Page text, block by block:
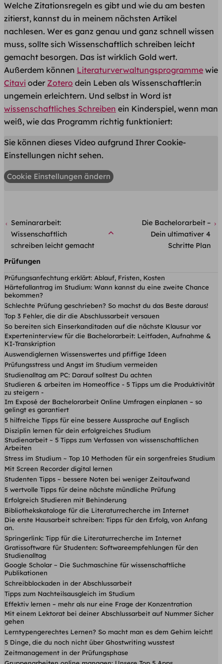
Welche Zitationsregeln es gibt und wie du am besten
zitierst, kannst du in meinem nächsten Artikel
nachlesen. Wer es ganz genau und ganz schnell wissen
muss, sollte sich Wissenschaftlich schreiben leicht
gemacht besorgen. Das ist wirklich Gold wert.
Außerdem können Literaturverwaltungsprogramme wie
Citavi oder Zotero dein Leben als Wissenschaftler:in
ungemein erleichtern. Und selbst in Word ist
wissenschaftliches Schreiben ein Kinderspiel, wenn man
weiß, wie das Programm richtig funktioniert:
Sie können dieses Video aufgrund Ihrer Cookie-
Einstellungen nicht sehen.
Cookie Einstellungen ändern
Seminararbeit:
Wissenschaftlich
schreiben leicht gemacht
Die Bachelorarbeit –
Dein ultimativer 4
Schritte Plan
Prüfungen
Prüfungsanfechtung erklärt: Ablauf, Fristen, Kosten
Härtefallantrag im Studium: Wann kannst du eine zweite Chance
bekommen?
Schlechte Prüfung geschrieben? So machst du das Beste daraus!
Top 3 Fehler, die dir die Abschlussarbeit versauen
So bereiten sich Einserkanditaden auf die nächste Klausur vor
Experteninterview für die Bachelorarbeit: Leitfaden, Aufnahme &
KI-Transkription
Auswendiglernen Wissenswertes und pfiffige Ideen
Prüfungsstress und Angst im Studium vermeiden
Studienalltag am PC: Darauf solltest Du achten
Studieren & arbeiten im Homeoffice - 5 Tipps um die Produktivität
zu steigern -
Im Exposé der Bachelorarbeit Online Umfragen einplanen – so
gelingt es garantiert
5 hilfreiche Tipps für eine bessere Aussprache auf Englisch
Disziplin lernen für dein erfolgreiches Studium
Studienarbeit ~ 5 Tipps zum Verfassen von wissenschaftlichen
Arbeiten
Stress im Studium ~ Top 10 Methoden für ein sorgenfreies Studium
Mit Screen Recorder digital lernen
Studenten Tipps ~ bessere Noten bei weniger Zeitaufwand
5 wertvolle Tipps für deine nächste mündliche Prüfung
Erfolgreich Studieren mit Behinderung
Bibliothekskataloge für die Literaturrecherche im Internet
Die erste Hausarbeit schreiben: Tipps für den Erfolg, von Anfang
an.
Springerlink: Tipp für die Literaturrecherche im Internet
Gratissoftware für Studenten: Softwareempfehlungen für den
Studienalltag
Google Scholar ~ Die Suchmaschine für wissenschaftliche
Publikationen
Schreibblockaden in der Abschlussarbeit
Tipps zum Nachteilsausgleich im Studium
Effektiv lernen – mehr als nur eine Frage der Konzentration
Mit einem Lektorat bei deiner Abschlussarbeit auf Nummer Sicher
gehen
Lerntypengerechtes Lernen? So macht man es dem Gehirn leicht!
5 Dinge, die du noch nicht über Ghostwriting wusstest
Zeitmanagement in der Prüfungsphase